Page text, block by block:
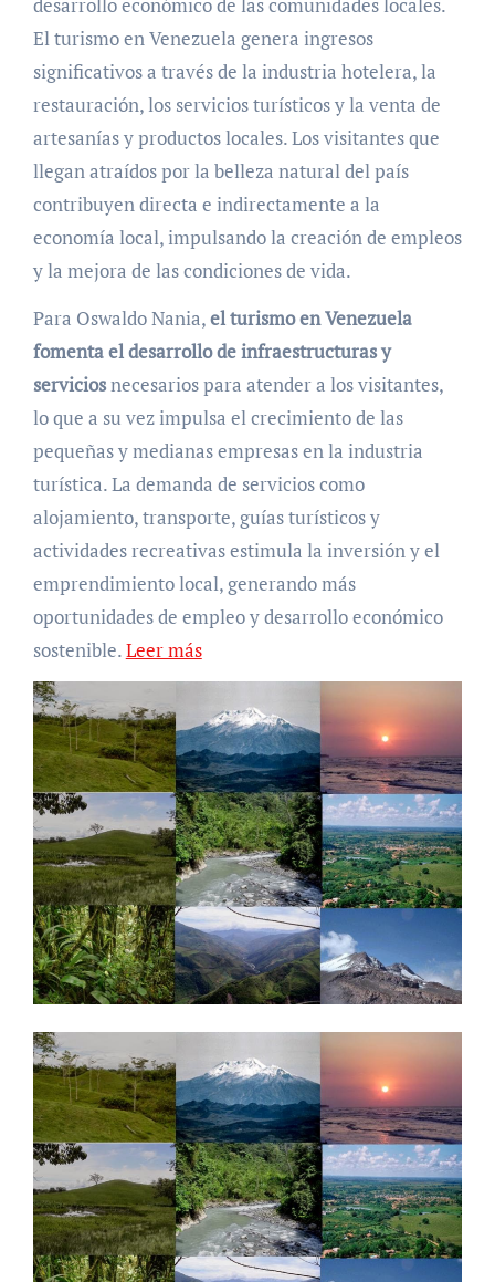
desarrollo económico de las comunidades locales.
El turismo en Venezuela genera ingresos
significativos a través de la industria hotelera, la
restauración, los servicios turísticos y la venta de
artesanías y productos locales. Los visitantes que
llegan atraídos por la belleza natural del país
contribuyen directa e indirectamente a la
economía local, impulsando la creación de empleos
y la mejora de las condiciones de vida.
Para Oswaldo Nania,el turismo en Venezuela
fomenta el desarrollo de infraestructuras y
serviciosnecesarios para atender a los visitantes,
lo que a su vez impulsa el crecimiento de las
pequeñas y medianas empresas en la industria
turística. La demanda de servicios como
alojamiento, transporte, guías turísticos y
actividades recreativas estimula la inversión y el
emprendimiento local, generando más
oportunidades de empleo y desarrollo económico
sostenible.Leer más